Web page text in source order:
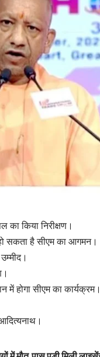
किया निरीक्षण।
सकता है सीएम का आगमन।
होगा सीएम का कार्यक्रम।